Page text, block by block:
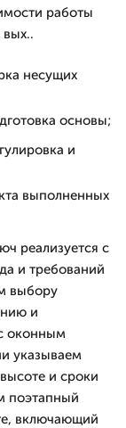
работы
несущих
основы;
и
выполненных
реализуется с
и требований
выбору
и
оконным
указываем
и сроки
поэтапный
включающий